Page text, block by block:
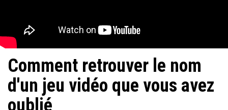
Comment retrouver le nom
d'un jeu vidéo que vous avez
oublié